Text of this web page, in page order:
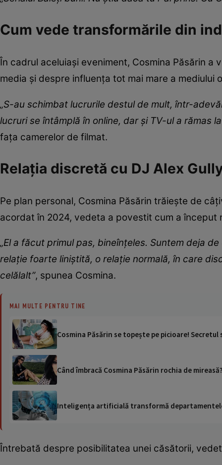
Cum vede transformările din
În cadrul aceluiași eveniment, Cosmina Păsărin
media și despre influența tot mai mare a mediului
„S-au schimbat lucrurile destul de mult, într-
lucruri se întâmplă în online, dar şi TV-ul a rămas
fața camerelor de filmat.
Relația discretă cu DJ Alex
Pe plan personal, Cosmina Păsărin trăiește de
acordat în 2024, vedeta a povestit cum a
„El a făcut primul pas, bineînţeles. Suntem deja
relaţie foarte liniştită, o relaţie normală, în care
celălalt”, spunea Cosmina.
MAI MULTE PENTRU TINE
Cosmina Păsărin se topește pe picioare!
Când îmbracă Cosmina Păsărin rochia de
Inteligența artificială transformă
Întrebată despre posibilitatea unei căsătorii,